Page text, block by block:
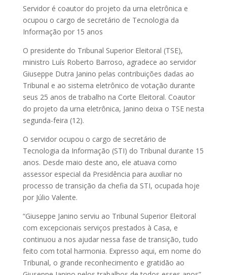
Servidor é coautor do projeto da urna eletrônica e
ocupou o cargo de secretário de Tecnologia da
Informação por 15 anos
O presidente do Tribunal Superior Eleitoral (TSE),
ministro Luís Roberto Barroso, agradece ao servidor
Giuseppe Dutra Janino pelas contribuições dadas ao
Tribunal e ao sistema eletrônico de votação durante
seus 25 anos de trabalho na Corte Eleitoral. Coautor
do projeto da urna eletrônica, Janino deixa o TSE nesta
segunda-feira (12).
O servidor ocupou o cargo de secretário de
Tecnologia da Informação (STI) do Tribunal durante 15
anos. Desde maio deste ano, ele atuava como
assessor especial da Presidência para auxiliar no
processo de transição da chefia da STI, ocupada hoje
por Júlio Valente.
“Giuseppe Janino serviu ao Tribunal Superior Eleitoral
com excepcionais serviços prestados à Casa, e
continuou a nos ajudar nessa fase de transição, tudo
feito com total harmonia. Expresso aqui, em nome do
Tribunal, o grande reconhecimento e gratidão ao